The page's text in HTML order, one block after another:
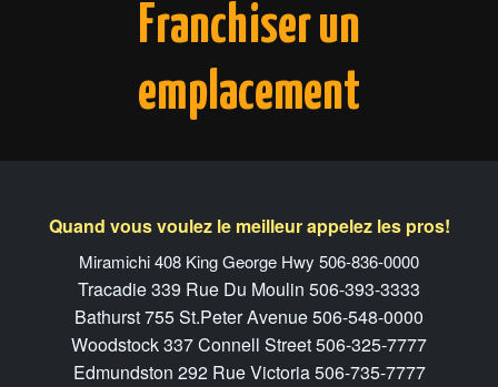
Franchiser un
emplacement
Quand vous voulez le meilleur appelez les pros!
Miramichi 408 King George Hwy 506-836-0000
Tracadie 339 Rue Du Moulin 506-393-3333
Bathurst 755 St.Peter Avenue 506-548-0000
Woodstock 337 Connell Street 506-325-7777
Edmundston 292 Rue Victoria 506-735-7777